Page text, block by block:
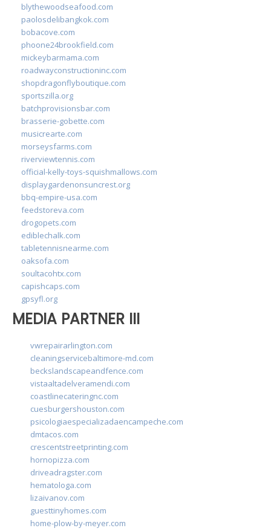
blythewoodseafood.com
paolosdelibangkok.com
bobacove.com
phoone24brookfield.com
mickeybarmama.com
roadwayconstructioninc.com
shopdragonflyboutique.com
sportszilla.org
batchprovisionsbar.com
brasserie-gobette.com
musicrearte.com
morseysfarms.com
riverviewtennis.com
official-kelly-toys-squishmallows.com
displaygardenonsuncrest.org
bbq-empire-usa.com
feedstoreva.com
drogopets.com
ediblechalk.com
tabletennisnearme.com
oaksofa.com
soultacohtx.com
capishcaps.com
gpsyfl.org
MEDIA PARTNER III
vwrepairarlington.com
cleaningservicebaltimore-md.com
beckslandscapeandfence.com
vistaaltadelveramendi.com
coastlinecateringnc.com
cuesburgershouston.com
psicologiaespecializadaencampeche.com
dmtacos.com
crescentstreetprinting.com
hornopizza.com
driveadragster.com
hematologa.com
lizaivanov.com
guesttinyhomes.com
home-plow-by-meyer.com